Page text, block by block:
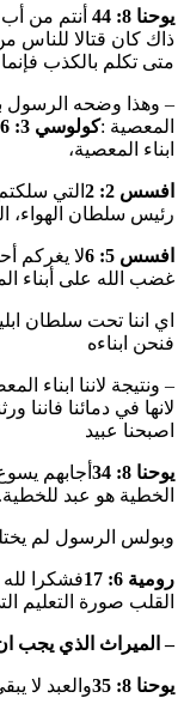
يوحنا 8: 44
أنتم من
ذاك كان قتالا للناس
متى تكلم بالكذب
– وهذا وضحه الرسول
المعصية :كولوسي 3: 6
ابناء المعصية،
افسس 2: 2
التي
رئيس سلطان الهواء،
افسس 5: 6
لا يغركم
غضب الله على أبناء
اي اننا تحت سلطان
فنحن ابناءه
– ونتيجة لاننا ابناء
لانها في دمائنا فاننا
اصبحنا عبيد
يوحنا 8: 34
أجابهم
الخطية هو عبد للخطية.
وبولس الرسول لم
رومية 6: 17
فشكرا
القلب صورة التعليم
– الميراث الذي يجب
يوحنا 8: 35 والعبد لا